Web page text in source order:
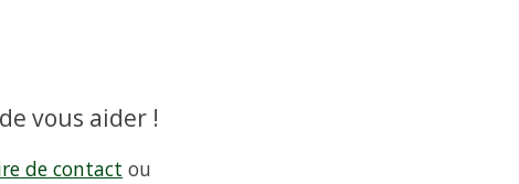
vous aider !
de contact ou